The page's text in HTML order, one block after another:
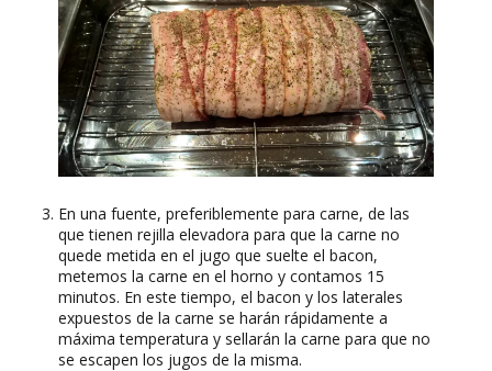
En una fuente, preferiblemente para carne, de las
que tienen rejilla elevadora para que la carne no
quede metida en el jugo que suelte el bacon,
metemos la carne en el horno y contamos 15
minutos. En este tiempo, el bacon y los laterales
expuestos de la carne se harán rápidamente a
máxima temperatura y sellarán la carne para que no
se escapen los jugos de la misma.